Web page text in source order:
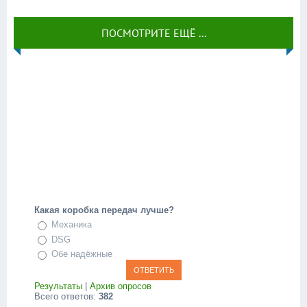
ПОСМОТРИТЕ ЕЩЁ ...
Какая коробка передач лучше?
Механика
DSG
Обе надёжные
Результаты | Архив опросов
Всего ответов: 382